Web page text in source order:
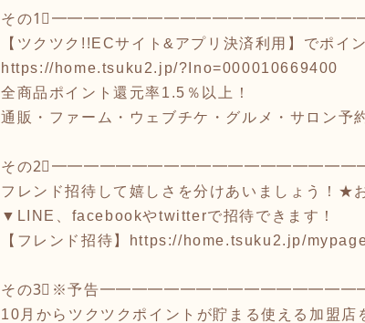
その
【ツクツク!!ECサイト&アプリ決済利用】でポイ
https://home.tsuku2.jp/?Ino=000010669400
全商品ポイント還元率1.5％以上！
通販・ファーム・ウェブチケ・グルメ・サロン予
その
フレンド招待して嬉しさを分けあいましょう！★
▼LINE、facebookやtwitterで招待できます！
【フレンド招待】
https://home.tsuku2.jp/
その3⃣※予告
10月からツクツクポイントが貯まる使える加盟店